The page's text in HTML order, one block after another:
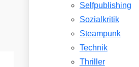
Selfpublishing
Sozialkritik
Steampunk
Technik
Thriller